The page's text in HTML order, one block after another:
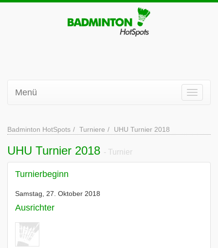
Menü
Badminton HotSpots Turniere UHU Turnier 2018
UHU Turnier 2018 - Turnier
Turnierbeginn
Samstag, 27. Oktober 2018
Ausrichter